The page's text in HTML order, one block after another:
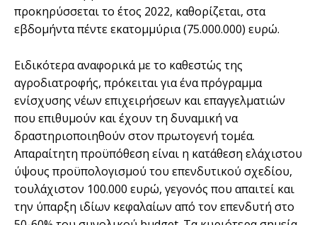
προκηρύσσεται το έτος 2022, καθορίζεται, στα
εβδομήντα πέντε εκατομμύρια (75.000.000) ευρώ.
Ειδικότερα αναφορικά µε το καθεστώς της
αγροδιατροφής, πρόκειται για ένα πρόγραµµα
ενίσχυσης νέων επιχειρήσεων και επαγγελµατιών
που επιθυµούν και έχουν τη δυναµική να
δραστηριοποιηθούν στον πρωτογενή τοµέα.
Απαραίτητη προϋπόθεση είναι η κατάθεση ελάχιστου
ύψους προϋπολογισµού του επενδυτικού σχεδίου,
τουλάχιστον 100.000 ευρώ, γεγονός που απαιτεί και
την ύπαρξη ιδίων κεφαλαίων από τον επενδυτή στο